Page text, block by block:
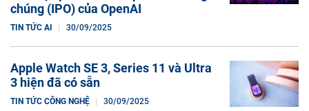
chúng (IPO) của OpenAI
TIN TỨC AI 30/09/2025
Apple Watch SE 3, Series 11 và Ultra
3 hiện đã có sẵn
TIN TỨC CÔNG NGHỆ 30/09/2025